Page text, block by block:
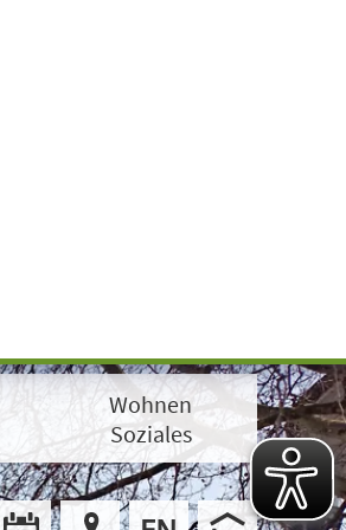
Wohnen
Soziales